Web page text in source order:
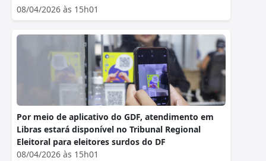
08/04/2026 às 15h01
Por meio de aplicativo do GDF, atendimento em
Libras estará disponível no Tribunal Regional
Eleitoral para eleitores surdos do DF
08/04/2026 às 15h01